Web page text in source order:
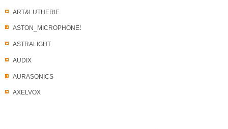
ART&LUTHERIE
ASTON_MICROPHONES
ASTRALIGHT
AUDIX
AURASONICS
AXELVOX